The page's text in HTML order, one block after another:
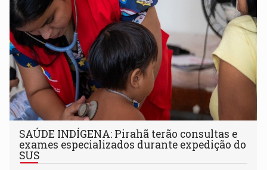
SAÚDE INDÍGENA: Pirahã terão consultas e
exames especializados durante expedição do
SUS